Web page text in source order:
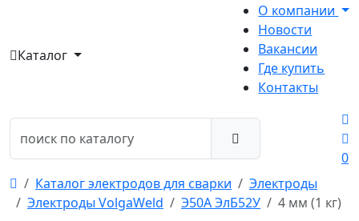
Каталог
О компании
Новости
Вакансии
Где купить
Контакты
0
Каталог электродов для сварки
Электроды
Электроды VolgaWeld
Э50А ЭлБ52У 4 мм (1 кг)